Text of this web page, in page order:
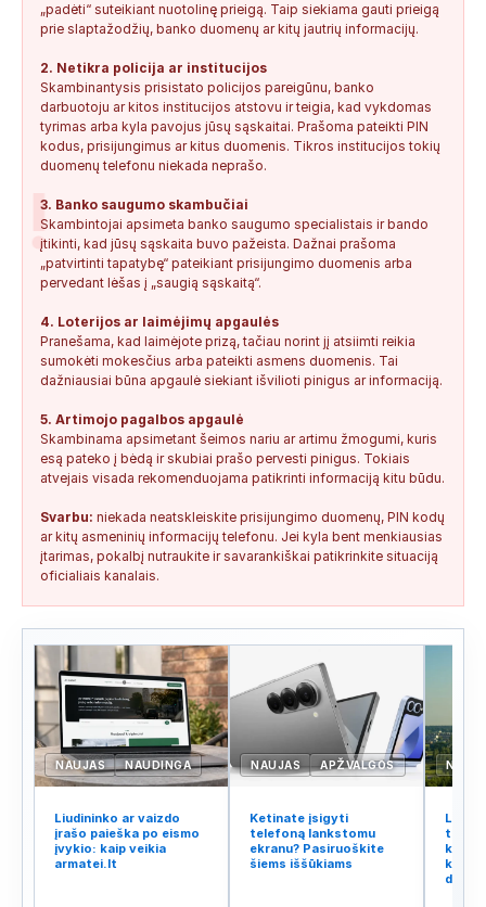
Keista: Sukčių stacionaraus telefono numeris tiesiog Vilniaus
+37052041945 2026-08-01
!
„padėti“ suteikiant nuotolinę prieigą. Taip siekiama gauti prieigą
prie slaptažodžių, banko duomenų ar kitų jautrių informacijų.
2. Netikra policija ar institucijos
Skambinantysis prisistato policijos pareigūnu, banko
darbuotoju ar kitos institucijos atstovu ir teigia, kad vykdomas
tyrimas arba kyla pavojus jūsų sąskaitai. Prašoma pateikti PIN
kodus, prisijungimus ar kitus duomenis. Tikros institucijos tokių
duomenų telefonu niekada neprašo.
3. Banko saugumo skambučiai
Skambintojai apsimeta banko saugumo specialistais ir bando
įtikinti, kad jūsų sąskaita buvo pažeista. Dažnai prašoma
„patvirtinti tapatybę“ pateikiant prisijungimo duomenis arba
pervedant lėšas į „saugią sąskaitą“.
4. Loterijos ar laimėjimų apgaulės
Pranešama, kad laimėjote prizą, tačiau norint jį atsiimti reikia
sumokėti mokesčius arba pateikti asmens duomenis. Tai
dažniausiai būna apgaulė siekiant išvilioti pinigus ar informaciją.
5. Artimojo pagalbos apgaulė
Skambinama apsimetant šeimos nariu ar artimu žmogumi, kuris
esą pateko į bėdą ir skubiai prašo pervesti pinigus. Tokiais
atvejais visada rekomenduojama patikrinti informaciją kitu būdu.
Svarbu: niekada neatskleiskite prisijungimo duomenų, PIN kodų
ar kitų asmeninių informacijų telefonu. Jei kyla bent menkiausias
įtarimas, pokalbį nutraukite ir savarankiškai patikrinkite situaciją
oficialiais kanalais.
NAUJAS NAUDINGA
Liudininko ar vaizdo
įrašo paieška po eismo
įvykio: kaip veikia
armatei.lt
NAUJAS APŽVALGOS
Ketinate įsigyti
telefoną lankstomu
ekranu? Pasiruoškite
šiems iššūkiams
tinklo
kodėl
kalba